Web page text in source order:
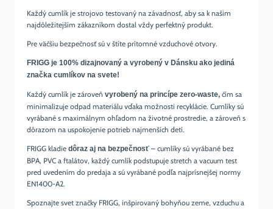
Každý cumlík je strojovo testovaný na závadnosť, aby sa k našim
najdôležitejším zákazníkom dostal vždy perfektný produkt.
Pre väčšiu bezpečnosť sú v štíte prítomné vzduchové otvory.
FRIGG je 100% dizajnovaný a vyrobený v Dánsku ako jediná
značka cumlíkov na svete!
Každý cumlík je zároveň vyrobený na princípe zero-waste, čím sa
minimalizuje odpad materiálu vďaka možnosti recyklácie. Cumlíky sú
vyrábané s maximálnym ohľadom na životné prostredie, a zároveň s
dôrazom na uspokojenie potrieb najmenších detí.
FRIGG kladie dôraz aj na bezpečnosť – cumlíky sú vyrábané bez
BPA, PVC a ftalátov, každý cumlík podstupuje stretch a vacuum test
pred uvedením do predaja a sú vyrábané podľa najprísnejšej normy
EN1400-A2.
Spoznajte svet značky FRIGG, inšpirovaný bohyňou zeme, vzduchu a